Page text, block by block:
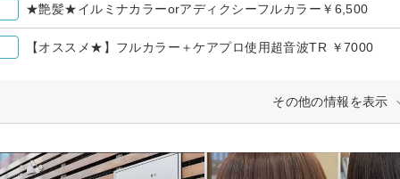
★艶髪★イルミナカラーorアディクシーフルカラー￥6,500
【オススメ★】フルカラー＋ケアプロ使用超音波TR ￥7000
その他の情報を表示